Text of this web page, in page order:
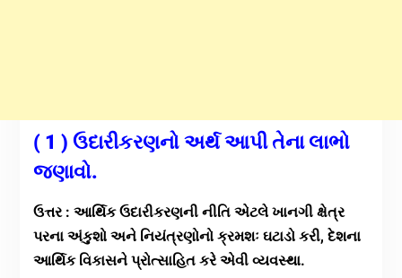
( 1 ) ઉદારીકરણનો અર્થ આપી તેના લાભો
જણાવો.
ઉત્તર : આર્થિક ઉદારીકરણની નીતિ એટલે ખાનગી ક્ષેત્ર
પરના અંકુશો અને નિયંત્રણોનો ક્રમશઃ ઘટાડો કરી, દેશના
આર્થિક વિકાસને પ્રોત્સાહિત કરે એવી વ્યવસ્થા.